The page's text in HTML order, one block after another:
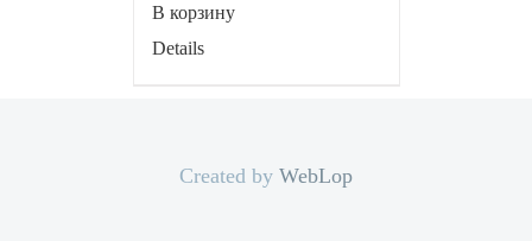
В корзину
Details
Created by WebLop